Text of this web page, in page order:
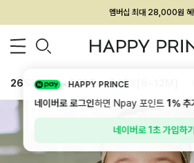
회원전용 아울렛, 가입하면
멤버십 최대 28,000원 혜
26SS 신상 BEST BABY[6~12M]
HAPPY PRINCE
네이버로 로그인하면 Npay 포인트1%추
네이버로 1초 가입하기